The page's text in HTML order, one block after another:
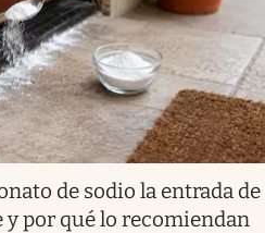
de sodio la entrada de
y por qué lo recomiendan